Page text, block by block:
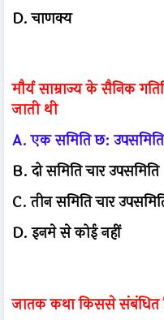
D. चाणक्य
मौर्य साम्राज्य के सैनिक
जाती थी
A. एक समिति छ: उपसमिति
B. दो समिति चार उपसमिति
C. तीन समिति चार
D. इनमे से कोई नहीं
जातक कथा किससे संबंधित